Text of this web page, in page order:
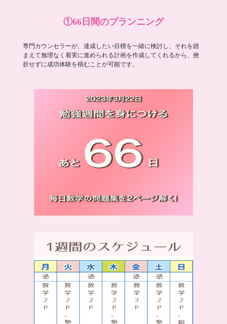
①66日間のプランニング
専門カウンセラーが、達成したい目標を一緒に検討し、それを踏
まえて無理なく着実に進められる計画を作成してくれるから、挫
折せずに成功体験を積むことが可能です。